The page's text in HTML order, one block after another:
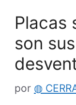
Placas
son
por ◍